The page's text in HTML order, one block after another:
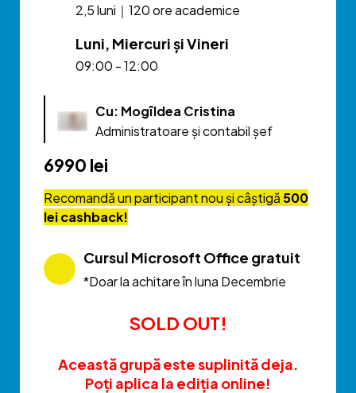
Cu: Mogîldea Cristina
Administratoare și contabil șef
2,5 luni｜120 ore academice
Luni, Miercuri și Vineri
09:00 - 12:00
6990 lei
Recomandă un participant nou și câștigă 500
lei cashback!
Cursul Microsoft Office gratuit
*Doar la achitare în luna Decembrie
SOLD OUT!
Această grupă este suplinită deja.
Poți aplica la ediția online!